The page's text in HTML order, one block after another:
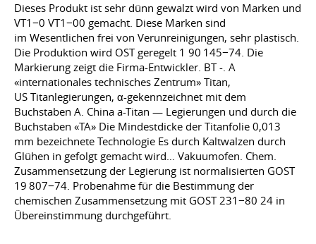
Dieses Produkt ist sehr dünn gewalzt wird von Marken und
VT1−0 VT1−00 gemacht. Diese Marken sind
im Wesentlichen frei von Verunreinigungen, sehr plastisch.
Die Produktion wird OST geregelt 1 90 145−74. Die
Markierung zeigt die Firma-Entwickler. BT -. A
«internationales technisches Zentrum» Titan,
US Titanlegierungen, α-gekennzeichnet mit dem
Buchstaben A. China a-Titan — Legierungen und durch die
Buchstaben «TA» Die Mindestdicke der Titanfolie 0,013
mm bezeichnete Technologie Es durch Kaltwalzen durch
Glühen in gefolgt gemacht wird… Vakuumofen. Chem.
Zusammensetzung der Legierung ist normalisierten GOST
19 807−74. Probenahme für die Bestimmung der
chemischen Zusammensetzung mit GOST 231−80 24 in
Übereinstimmung durchgeführt.